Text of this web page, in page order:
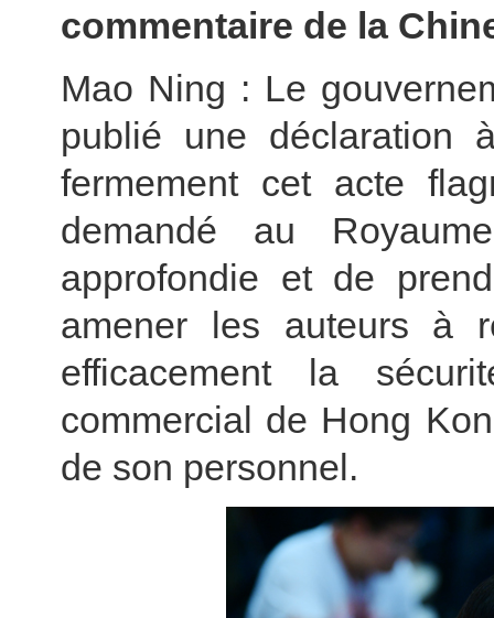
commentaire de la
Mao Ning : Le
publié une déclaration
fermement cet acte
demandé au
approfondie et de
amener les auteurs à
efficacement la
commercial de Hong
de son personnel.